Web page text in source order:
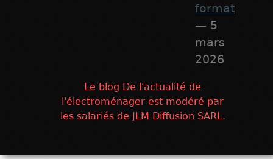
format
— 5
mars
2026
Le blog De l'actualité de
l'électroménager est modéré par
les salariés de JLM Diffusion SARL.